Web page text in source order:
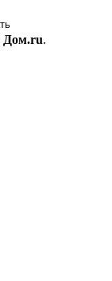
Дом.ru.